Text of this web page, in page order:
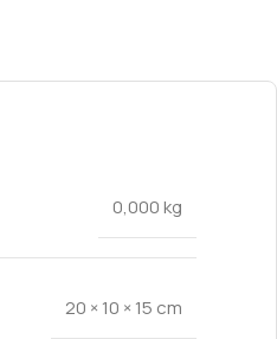
0,000 kg
20 × 10 × 15 cm